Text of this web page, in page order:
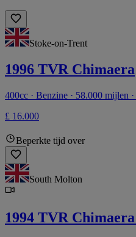
Stoke-on-Trent
1996 TVR Chimaera
400cc · Benzine · 58.000 mijlen
£ 16.000
Beperkte tijd over
South Molton
1994 TVR